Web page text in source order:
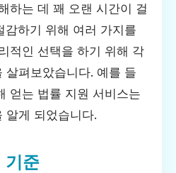
하는 데 꽤 오랜 시간이 걸
감하기 위해 여러 가지를
적인 선택을 하기 위해 각
살펴보았습니다. 예를 들
얻는 법률 지원 서비스는
알게 되었습니다.
기준